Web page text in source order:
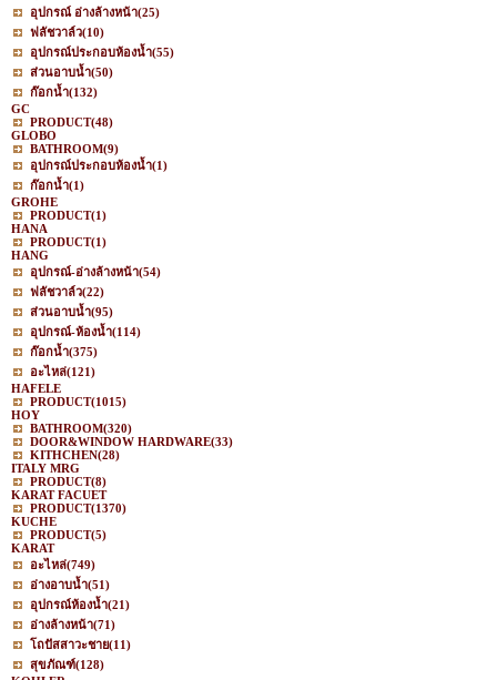
อุปกรณ์ อ่างล้างหน้า(25)
ฟลัชวาล์ว(10)
อุปกรณ์ประกอบห้องน้ำ(55)
ส่วนอาบน้ำ(50)
ก๊อกน้ำ(132)
GC
PRODUCT(48)
GLOBO
BATHROOM(9)
อุปกรณ์ประกอบห้องน้ำ(1)
ก๊อกน้ำ(1)
GROHE
PRODUCT(1)
HANA
PRODUCT(1)
HANG
อุปกรณ์-อ่างล้างหน้า(54)
ฟลัชวาล์ว(22)
ส่วนอาบน้ำ(95)
อุปกรณ์-ห้องน้ำ(114)
ก๊อกน้ำ(375)
อะไหล่(121)
HAFELE
PRODUCT(1015)
HOY
BATHROOM(320)
DOOR&WINDOW HARDWARE(33)
KITHCHEN(28)
ITALY MRG
PRODUCT(8)
KARAT FACUET
PRODUCT(1370)
KUCHE
PRODUCT(5)
KARAT
อะไหล่(749)
อ่างอาบน้ำ(51)
อุปกรณ์ห้องน้ำ(21)
อ่างล้างหน้า(71)
โถปัสสาวะชาย(11)
สุขภัณฑ์(128)